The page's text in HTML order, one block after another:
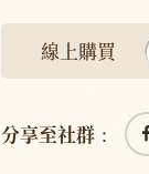
線上購買
分享至社群：